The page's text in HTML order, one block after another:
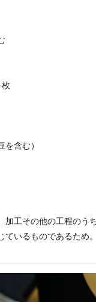
含む）
加工その他の工程のう
いるものであるため